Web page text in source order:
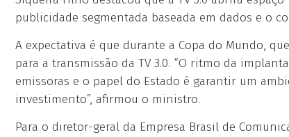
publicidade segmentada baseada em dados e o
A expectativa é que durante a Copa do Mundo,
para a transmissão da TV 3.0. “O ritmo da
emissoras e o papel do Estado é garantir um
investimento”, afirmou o ministro.
Para o diretor-geral da Empresa Brasil de